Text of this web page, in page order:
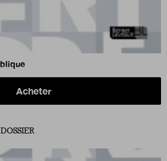
Acheter